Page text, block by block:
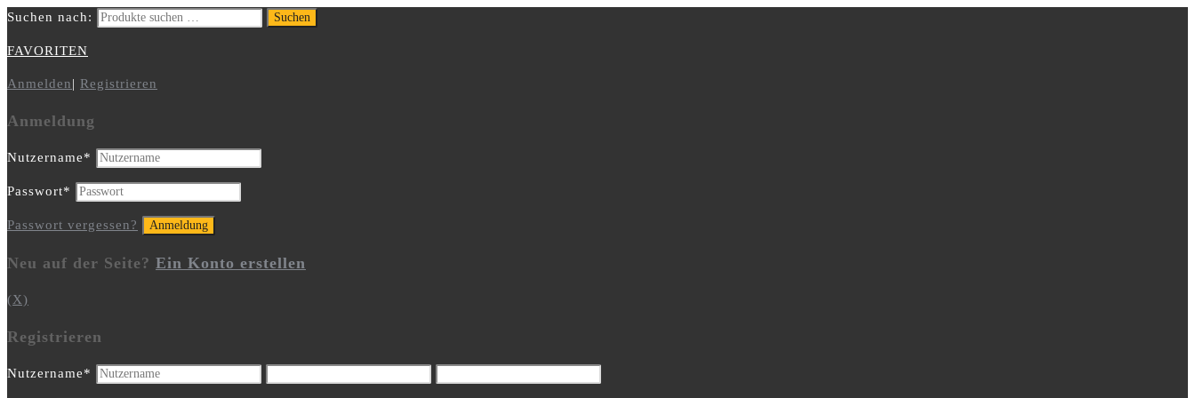
Suchen nach: Suchen
FAVORITEN
Anmelden| Registrieren
Anmeldung
Nutzername*
Passwort*
Passwort vergessen?
Neu auf der Seite? Ein Konto erstellen
(X)
Registrieren
Nutzername*